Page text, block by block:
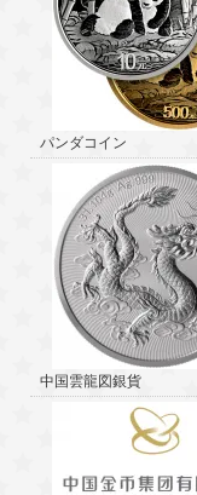
パンダコイン
中国雲龍図銀貨